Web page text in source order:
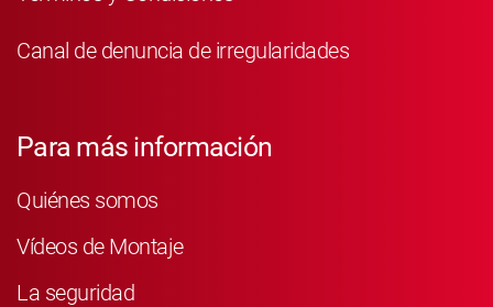
Canal de denuncia de irregularidades
Para más información
Quiénes somos
Vídeos de Montaje
La seguridad